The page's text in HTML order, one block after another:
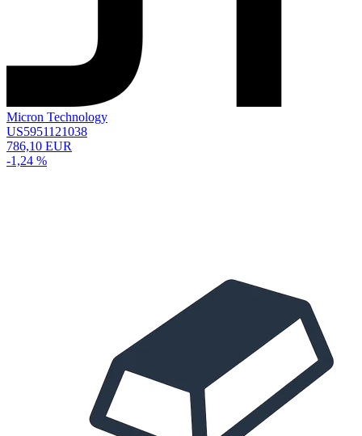
Micron Technology
US5951121038
786,10 EUR
-1,24 %